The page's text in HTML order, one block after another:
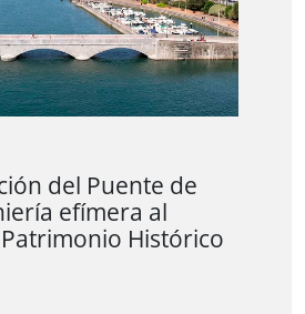
del Puente de
efímera al
Histórico